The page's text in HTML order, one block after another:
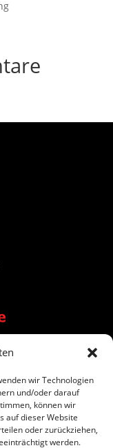
wir Technologien
und/oder darauf
können wir
auf dieser Website
oder zurückziehen,
werden.